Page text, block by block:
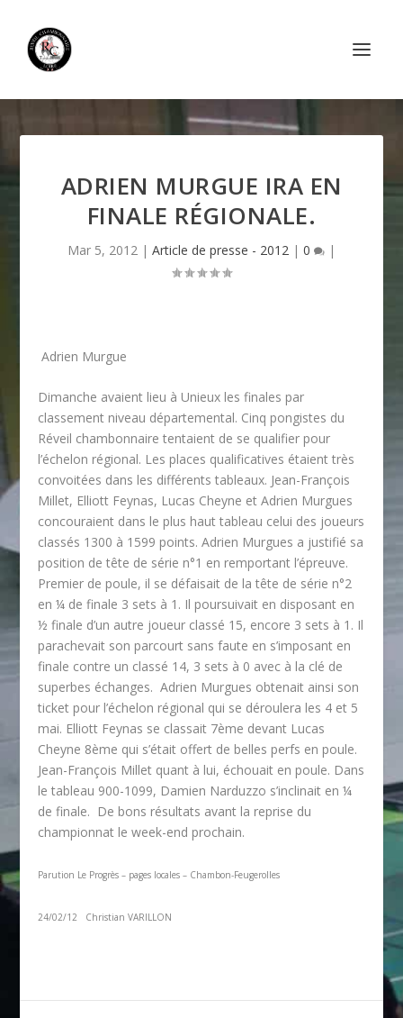
ADRIEN MURGUE IRA EN
FINALE RÉGIONALE.
Mar 5, 2012 | Article de presse - 2012 | 0 |
Adrien Murgue
Dimanche avaient lieu à Unieux les finales par
classement niveau départemental. Cinq pongistes du
Réveil chambonnaire tentaient de se qualifier pour
l’échelon régional. Les places qualificatives étaient très
convoitées dans les différents tableaux. Jean-François
Millet, Elliott Feynas, Lucas Cheyne et Adrien Murgues
concouraient dans le plus haut tableau celui des joueurs
classés 1300 à 1599 points. Adrien Murgues a justifié sa
position de tête de série n°1 en remportant l’épreuve.
Premier de poule, il se défaisait de la tête de série n°2
en ¼ de finale 3 sets à 1. Il poursuivait en disposant en
½ finale d’un autre joueur classé 15, encore 3 sets à 1. Il
parachevait son parcourt sans faute en s’imposant en
finale contre un classé 14, 3 sets à 0 avec à la clé de
superbes échanges. Adrien Murgues obtenait ainsi son
ticket pour l’échelon régional qui se déroulera les 4 et 5
mai. Elliott Feynas se classait 7ème devant Lucas
Cheyne 8ème qui s’était offert de belles perfs en poule.
Jean-François Millet quant à lui, échouait en poule. Dans
le tableau 900-1099, Damien Narduzzo s’inclinait en ¼
de finale. De bons résultats avant la reprise du
championnat le week-end prochain.
Parution Le Progrès – pages locales – Chambon-Feugerolles
24/02/12 Christian VARILLON